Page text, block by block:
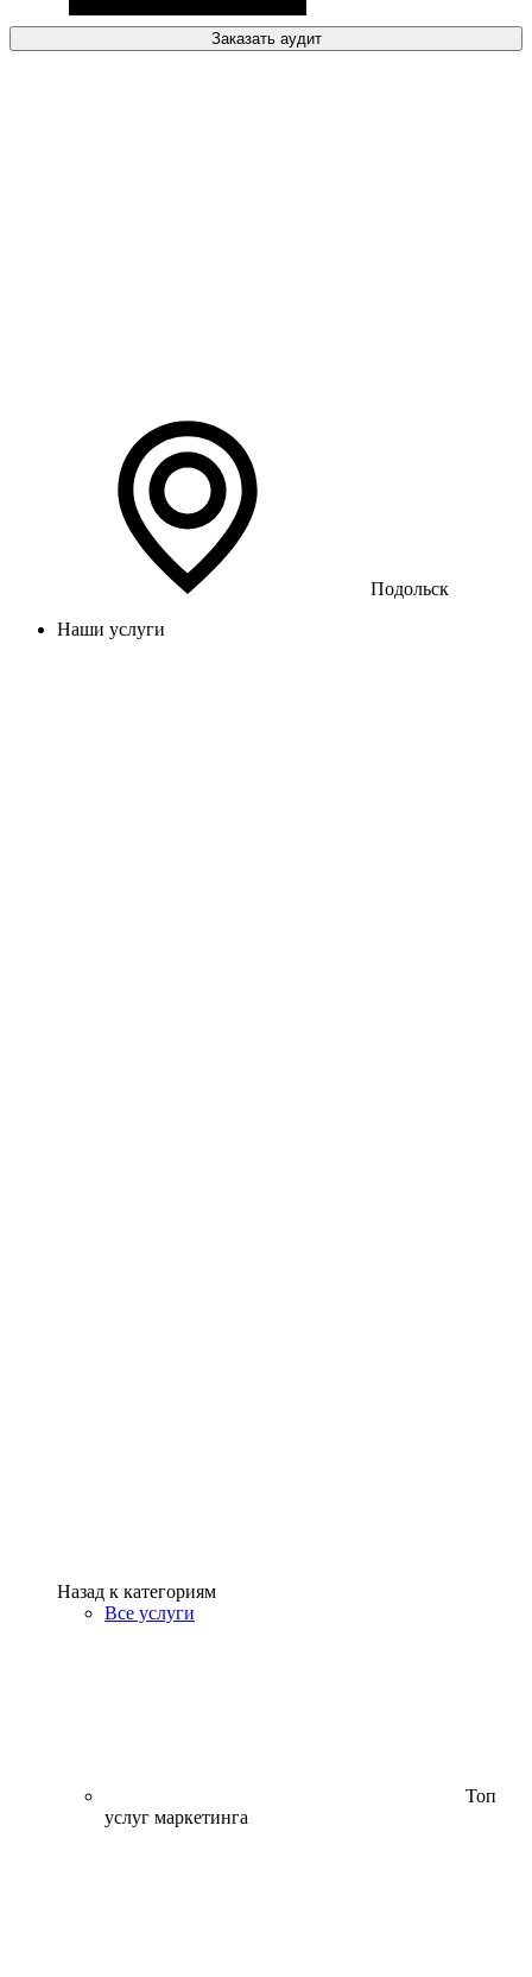
Заказать аудит
Подольск
Наши услуги
Назад к категориям
Все услуги
Топ
услуг маркетинга